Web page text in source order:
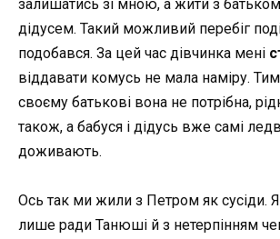
залишатись зі мною, а жити з
дідусем. Такий можливий перебіг
подобався. За цей час дівчинка мені
віддавати комусь не мала наміру.
своєму батькові вона не потрібна,
також, а бабуся і дідусь вже самі
доживають.
Ось так ми жили з Петром як сусіди. Я
лише ради Танюші й з нетерпінням